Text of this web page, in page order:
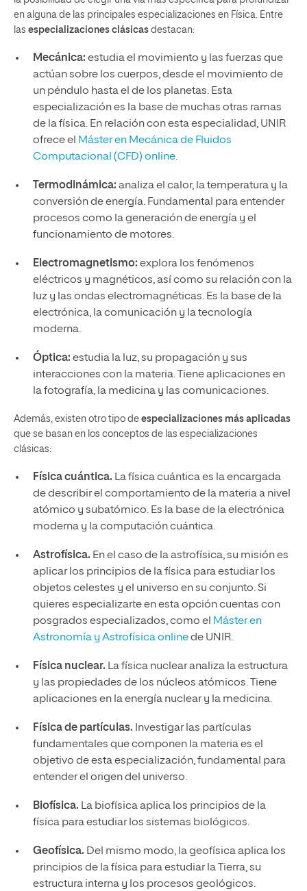
en alguna de las principales especializaciones en Física. Entre
las especializaciones clásicas destacan:
Mecánica: estudia el movimiento y las fuerzas que
actúan sobre los cuerpos, desde el movimiento de
un péndulo hasta el de los planetas. Esta
especialización es la base de muchas otras ramas
de la física. En relación con esta especialidad, UNIR
ofrece el Máster en Mecánica de Fluidos
Computacional (CFD) online.
Termodinámica: analiza el calor, la temperatura y la
conversión de energía. Fundamental para entender
procesos como la generación de energía y el
funcionamiento de motores.
Electromagnetismo: explora los fenómenos
eléctricos y magnéticos, así como su relación con la
luz y las ondas electromagnéticas. Es la base de la
electrónica, la comunicación y la tecnología
moderna.
Óptica: estudia la luz, su propagación y sus
interacciones con la materia. Tiene aplicaciones en
la fotografía, la medicina y las comunicaciones.
Además, existen otro tipo de especializaciones más aplicadas
que se basan en los conceptos de las especializaciones
clásicas:
Física cuántica. La física cuántica es la encargada
de describir el comportamiento de la materia a nivel
atómico y subatómico. Es la base de la electrónica
moderna y la computación cuántica.
Astrofísica. En el caso de la astrofísica, su misión es
aplicar los principios de la física para estudiar los
objetos celestes y el universo en su conjunto. Si
quieres especializarte en esta opción cuentas con
posgrados especializados, como el Máster en
Astronomía y Astrofísica onlinede UNIR.
Física nuclear. La física nuclear analiza la estructura
y las propiedades de los núcleos atómicos. Tiene
aplicaciones en la energía nuclear y la medicina.
Física de partículas. Investigar las partículas
fundamentales que componen la materia es el
objetivo de esta especialización, fundamental para
entender el origen del universo.
Biofísica. La biofísica aplica los principios de la
física para estudiar los sistemas biológicos.
Geofísica. Del mismo modo, la geofísica aplica los
principios de la física para estudiar la Tierra, su
estructura interna y los procesos geológicos.